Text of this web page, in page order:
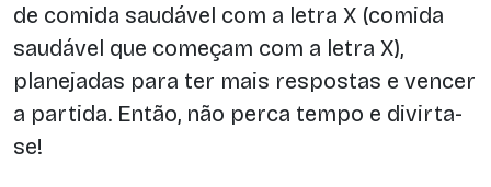
de comida saudável com a letra X (comida
saudável que começam com a letra X),
planejadas para ter mais respostas e vencer
a partida. Então, não perca tempo e divirta-
se!